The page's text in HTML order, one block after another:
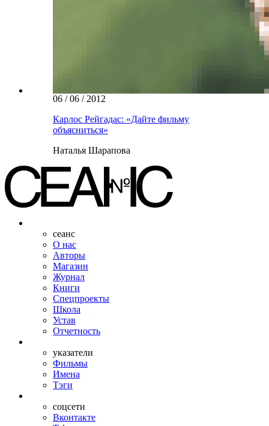
06 / 06 / 2012
Карлос Рейгадас: «Дайте фильму
объясниться»
Наталья Шарапова
сеанс
О нас
Авторы
Магазин
Журнал
Книги
Спецпроекты
Школа
Устав
Отчетность
указатели
Фильмы
Имена
Тэги
соцсети
Вконтакте